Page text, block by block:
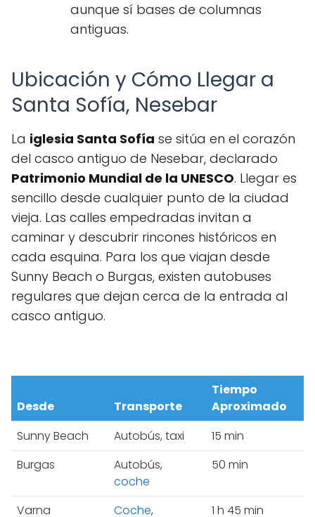
aunque sí bases de columnas
antiguas.
Ubicación y Cómo Llegar a
Santa Sofía, Nesebar
La iglesia Santa Sofía se sitúa en el corazón
del casco antiguo de Nesebar, declarado
Patrimonio Mundial de la UNESCO. Llegar es
sencillo desde cualquier punto de la ciudad
vieja. Las calles empedradas invitan a
caminar y descubrir rincones históricos en
cada esquina. Para los que viajan desde
Sunny Beach o Burgas, existen autobuses
regulares que dejan cerca de la entrada al
casco antiguo.
Desde Transporte
Tiempo
Aproximado
Sunny Beach
Autobús, taxi
15 min
Burgas
Autobús,
coche
50 min
Varna Coche, 1 h 45 min